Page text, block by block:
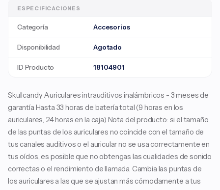
ESPECIFICACIONES
Categoría Accesorios
Disponibilidad Agotado
ID Producto 18104901
Skullcandy Auriculares intrauditivos inalámbricos - 3 meses de
garantía Hasta 33 horas de batería total (9 horas en los
auriculares, 24 horas en la caja) Nota del producto: si el tamaño
de las puntas de los auriculares no coincide con el tamaño de
tus canales auditivos o el auricular no se usa correctamente en
tus oídos, es posible que no obtengas las cualidades de sonido
correctas o el rendimiento de llamada. Cambia las puntas de
los auriculares a las que se ajustan más cómodamente a tus